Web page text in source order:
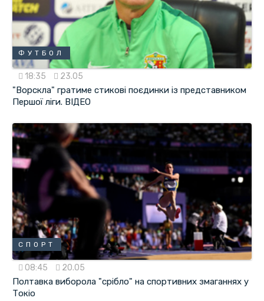
ФУТБОЛ
18:35 23.05
"Ворскла" гратиме стикові поєдинки із представником
Першої ліги. ВІДЕО
СПОРТ
08:45 20.05
Полтавка виборола "срібло" на спортивних змаганнях у
Токіо